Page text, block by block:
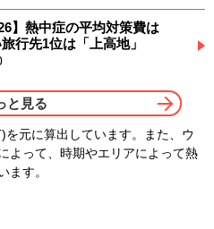
】熱中症の平均対策費は
行先1位は「上高地」
と見る
元に算出しています。また、ウ
よって、時期やエリアによって熱
ます。